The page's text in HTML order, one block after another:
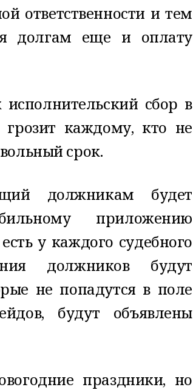
ответственности и тем
долгам еще и оплату
сбор в
каждому, кто не
срок.
должникам будет
приложению
у каждого судебного
должников будут
не попадутся в поле
будут объявлены
праздники, но